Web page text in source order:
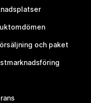
och paket